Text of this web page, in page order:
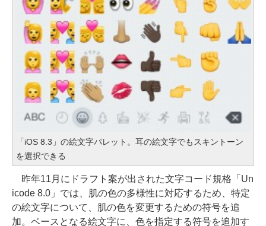
「iOS 8.3」の絵文字パレット。耳の絵文字でもスキントーン
を選択できる
昨年11月にドラフト案が出された文字コード規格「Un
icode 8.0」では、肌の色の多様性に対応するため、特定
の絵文字について、肌の色を変更するための符号を追
加。ベースとなる絵文字に、色を指定する符号を追加す